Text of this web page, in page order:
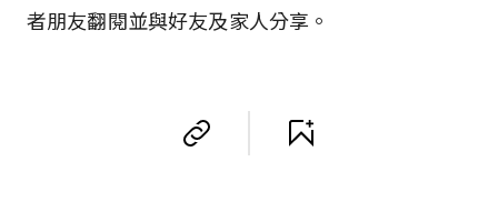
者朋友翻閱並與好友及家人分享。